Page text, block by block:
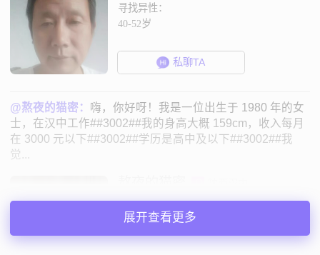
寻找异性：
40-52岁
私聊TA
@熬夜的猫密： 嗨，你好呀！我是一位出生于 1980 年的女
士，在汉中工作##3002##我的身高大概 159cm，收入每月
在 3000 元以下##3002##学历是高中及以下##3002##我
觉...
45岁 | 离异 | 159cm | 3000元以下
寻找异性：
展开查看更多